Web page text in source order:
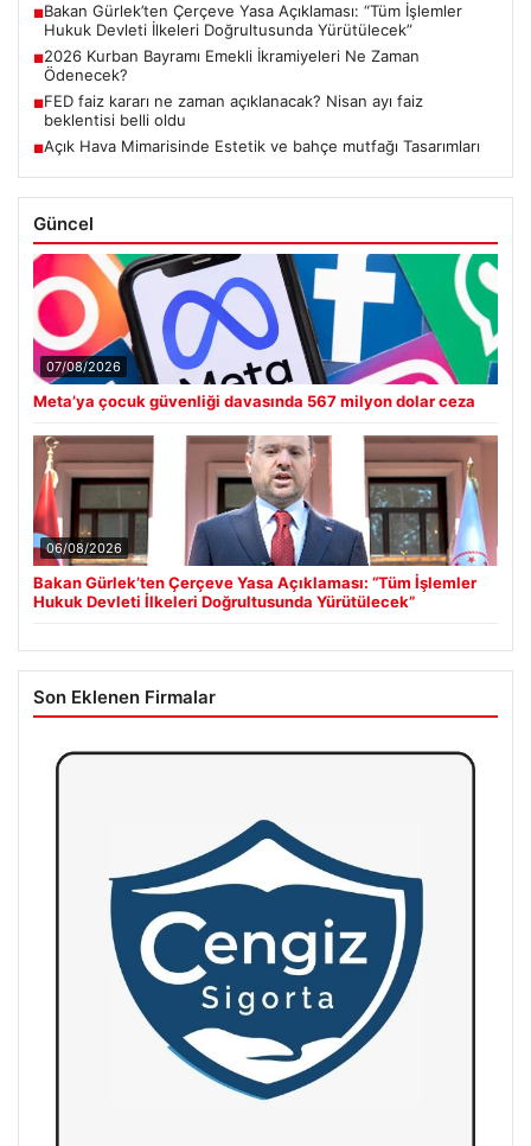
■Bakan Gürlek’ten Çerçeve Yasa Açıklaması: “Tüm İşlemler
Hukuk Devleti İlkeleri Doğrultusunda Yürütülecek”
■2026 Kurban Bayramı Emekli İkramiyeleri Ne Zaman
Ödenecek?
■FED faiz kararı ne zaman açıklanacak? Nisan ayı faiz
beklentisi belli oldu
■Açık Hava Mimarisinde Estetik ve bahçe mutfağı Tasarımları
Güncel
07/08/2026
Meta’ya çocuk güvenliği davasında 567 milyon dolar ceza
06/08/2026
Bakan Gürlek’ten Çerçeve Yasa Açıklaması: “Tüm İşlemler
Hukuk Devleti İlkeleri Doğrultusunda Yürütülecek”
Son Eklenen Firmalar